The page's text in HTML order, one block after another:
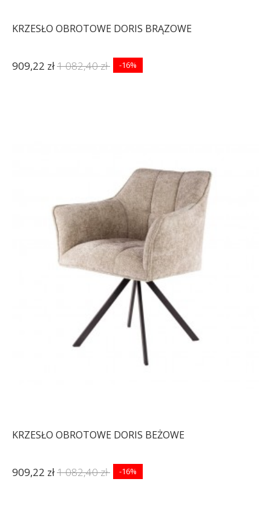
KRZESŁO OBROTOWE DORIS BRĄZOWE
909,22 zł1 082,40 zł -16%
KRZESŁO OBROTOWE DORIS BEŻOWE
909,22 zł1 082,40 zł -16%